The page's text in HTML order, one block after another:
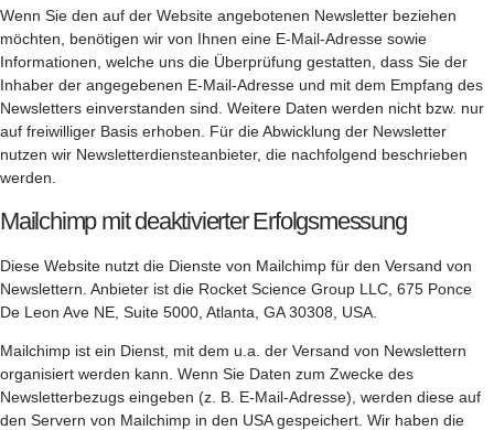
Wenn Sie den auf der Website angebotenen Newsletter beziehen
möchten, benötigen wir von Ihnen eine E-Mail-Adresse sowie
Informationen, welche uns die Überprüfung gestatten, dass Sie der
Inhaber der angegebenen E-Mail-Adresse und mit dem Empfang des
Newsletters einverstanden sind. Weitere Daten werden nicht bzw. nur
auf freiwilliger Basis erhoben. Für die Abwicklung der Newsletter
nutzen wir Newsletterdiensteanbieter, die nachfolgend beschrieben
werden.
Mailchimp mit deaktivierter Erfolgsmessung
Diese Website nutzt die Dienste von Mailchimp für den Versand von
Newslettern. Anbieter ist die Rocket Science Group LLC, 675 Ponce
De Leon Ave NE, Suite 5000, Atlanta, GA 30308, USA.
Mailchimp ist ein Dienst, mit dem u.a. der Versand von Newslettern
organisiert werden kann. Wenn Sie Daten zum Zwecke des
Newsletterbezugs eingeben (z. B. E-Mail-Adresse), werden diese auf
den Servern von Mailchimp in den USA gespeichert. Wir haben die